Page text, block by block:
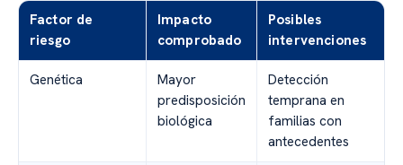
Factor de
riesgo
Impacto
comprobado
Posibles
intervenciones
Genética
Mayor
predisposición
biológica
Detección
temprana en
familias con
antecedentes